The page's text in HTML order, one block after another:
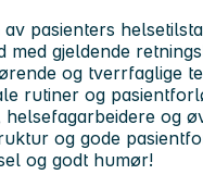
pasienters
med gjeldende
og tverrfaglige
rutiner og
og
og gode
og godt humør!